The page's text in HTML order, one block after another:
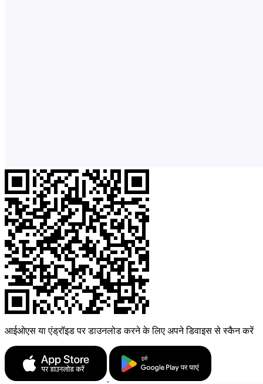
आईओएस या एंड्रॉइड पर डाउनलोड करने के लिए अपने डिवाइस से स्कैन करें